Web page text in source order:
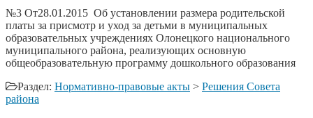
№3 От28.01.2015 Об установлении размера родительской
платы за присмотр и уход за детьми в муниципальных
образовательных учреждениях Олонецкого национального
муниципального района, реализующих основную
общеобразовательную программу дошкольного образования
Раздел: Нормативно-правовые акты > Решения Совета
района